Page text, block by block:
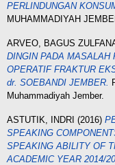
PERLINDUNGAN
MUHAMMADIYAH
ARVEO, BAGUS
DINGIN PADA MASALAH
OPERATIF FRAKTUR
dr. SOEBANDI JEMBER.
Muhammadiyah Jember.
ASTUTIK, INDRI (2016)
SPEAKING
SPEAKING ABILITY OF
ACADEMIC YEAR 2014/